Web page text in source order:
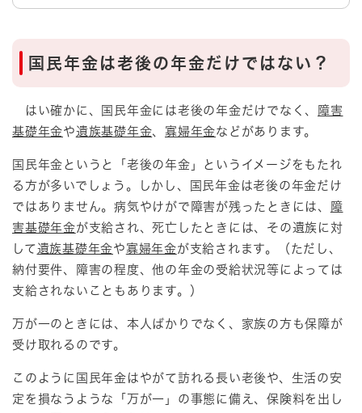
背景色変更 白 黒 青
とじる
国民年金は老後の年金だけではない？
はい確かに、国民年金には老後の年金だけでなく、
障害
基礎年金や遺族基礎年金、 寡婦年金などがあります。
国民年金というと「老後の年金」というイメージをもたれ
る方が多いでしょう。しかし、国民年金は老後の年金だけ
ではありません。病気やけがで障害が残ったときには、
障
害基礎年金が支給され、死亡したときには、その遺族に対
して遺族基礎年金や寡婦年金が支給されます。（ただし、
納付要件、障害の程度、他の年金の受給状況等によっては
支給されないこともあります。）
万が一のときには、本人ばかりでなく、家族の方も保障が
受け取れるのです。
このように国民年金はやがて訪れる長い老後や、生活の安
定を損なうような「万が一」の事態に備え、保険料を出し